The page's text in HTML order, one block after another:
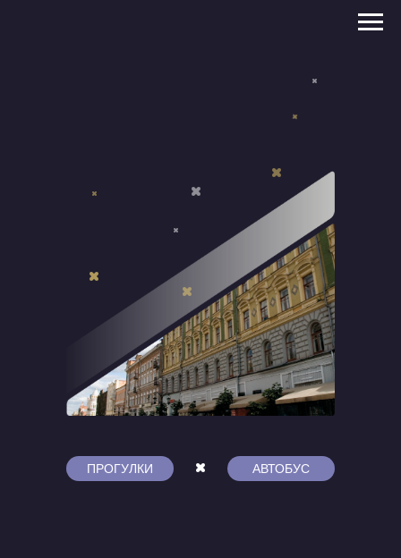
ПРОГУЛКИ АВТОБУС